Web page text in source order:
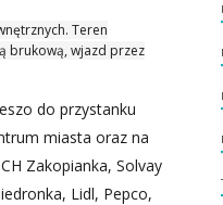
Teren
brukową, wjazd przez
do przystanku
miasta oraz na
Zakopianka, Solvay
Lidl, Pepco,